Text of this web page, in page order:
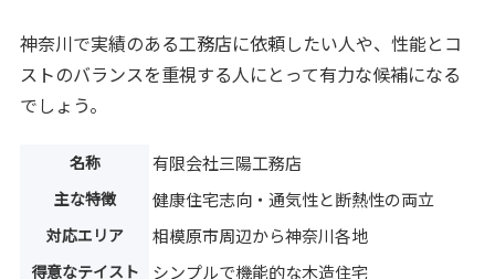
神奈川で実績のある工務店に依頼したい人や、性能とコ
ストのバランスを重視する人にとって有力な候補になる
でしょう。
名称 有限会社三陽工務店
主な特徴 健康住宅志向・通気性と断熱性の両立
対応エリア 相模原市周辺から神奈川各地
得意なテイスト シンプルで機能的な木造住宅